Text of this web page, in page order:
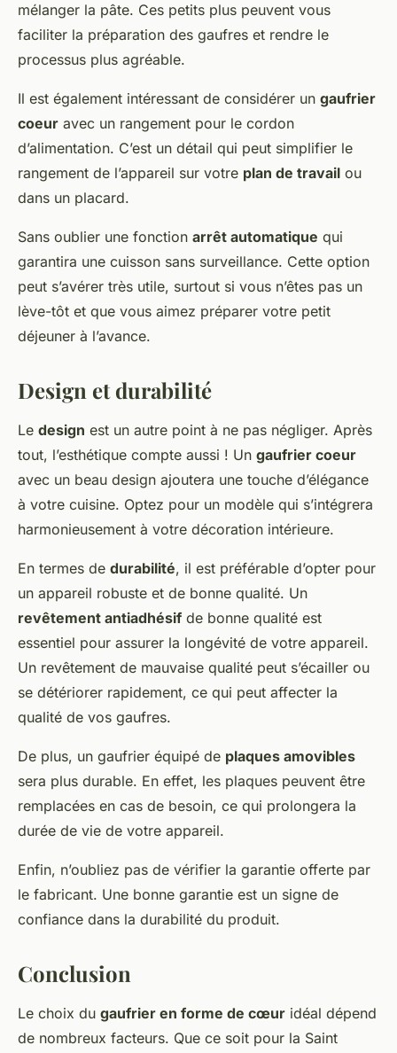
mélanger la pâte. Ces petits plus peuvent vous
faciliter la préparation des gaufres et rendre le
processus plus agréable.
Il est également intéressant de considérer un gaufrier
coeur avec un rangement pour le cordon
d’alimentation. C’est un détail qui peut simplifier le
rangement de l’appareil sur votre plan de travail ou
dans un placard.
Sans oublier une fonction arrêt automatique qui
garantira une cuisson sans surveillance. Cette option
peut s’avérer très utile, surtout si vous n’êtes pas un
lève-tôt et que vous aimez préparer votre petit
déjeuner à l’avance.
Design et durabilité
Le design est un autre point à ne pas négliger. Après
tout, l’esthétique compte aussi ! Un gaufrier coeur
avec un beau design ajoutera une touche d’élégance
à votre cuisine. Optez pour un modèle qui s’intégrera
harmonieusement à votre décoration intérieure.
En termes de durabilité, il est préférable d’opter pour
un appareil robuste et de bonne qualité. Un
revêtement antiadhésif de bonne qualité est
essentiel pour assurer la longévité de votre appareil.
Un revêtement de mauvaise qualité peut s’écailler ou
se détériorer rapidement, ce qui peut affecter la
qualité de vos gaufres.
De plus, un gaufrier équipé de plaques amovibles
sera plus durable. En effet, les plaques peuvent être
remplacées en cas de besoin, ce qui prolongera la
durée de vie de votre appareil.
Enfin, n’oubliez pas de vérifier la garantie offerte par
le fabricant. Une bonne garantie est un signe de
confiance dans la durabilité du produit.
Conclusion
Le choix du gaufrier en forme de cœur idéal dépend
de nombreux facteurs. Que ce soit pour la Saint